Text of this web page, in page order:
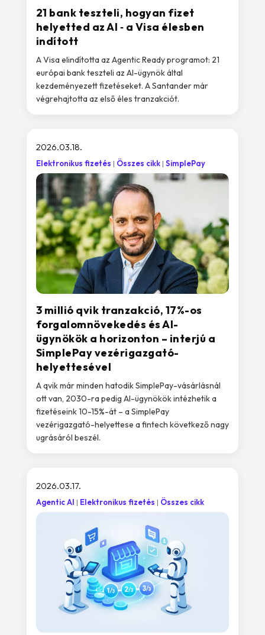
21 bank teszteli, hogyan fizet
helyetted az AI ‑ a Visa élesben
indított
A Visa elindította az Agentic Ready programot: 21
európai bank teszteli az AI-ügynök által
kezdeményezett fizetéseket. A Santander már
végrehajtotta az első éles tranzakciót.
3 millió qvik tranzakció, 17%-os
forgalomnövekedés és AI-
ügynökök a horizonton – interjú a
SimplePay vezérigazgató-
helyettesével
2026.03.18.
Elektronikus fizetés Összes cikk SimplePay
A qvik már minden hatodik SimplePay-vásárlásnál
ott van, 2030-ra pedig AI-ügynökök intézhetik a
fizetéseink 10-15%-át – a SimplePay
vezérigazgató-helyettese a fintech következő nagy
ugrásáról beszél.
2026.03.17.
Agentic AI Elektronikus fizetés Összes cikk